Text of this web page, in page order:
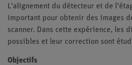
L'alignement du détecteur et de
important pour obtenir des images
scanner. Dans cette expérience, les
possibles et leur correction sont
Objectifs